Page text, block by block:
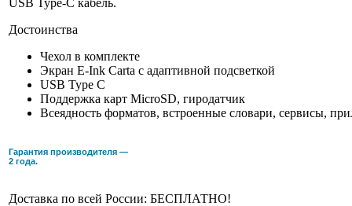
Достоинства
Чехол в комплекте
Экран E-Ink Carta с адаптивной подсветкой
USB Type C
Поддержка карт MicroSD, гиродатчик
Всеядность форматов, встроенные словари, сервисы,
Гарантия производителя —
2 года.
Доставка по всей России: БЕСПЛАТНО!